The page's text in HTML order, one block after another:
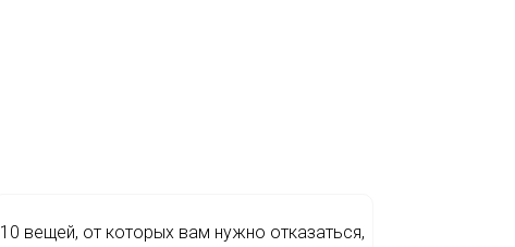
10 вещей, от которых вам нужно отказаться,